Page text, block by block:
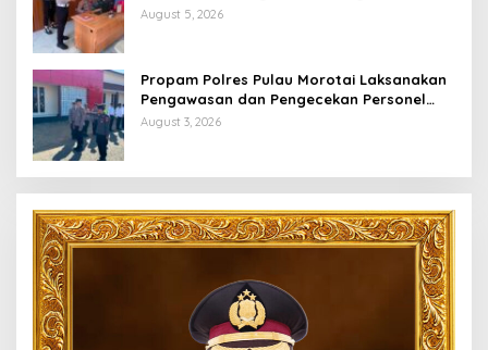
Pastikan Masyarakat Mendapat
August 5, 2026
Propam Polres Pulau Morotai Laksanakan
Pengawasan dan Pengecekan Personel
Saat Apel Serah Terima Piket Fungsi
August 3, 2026